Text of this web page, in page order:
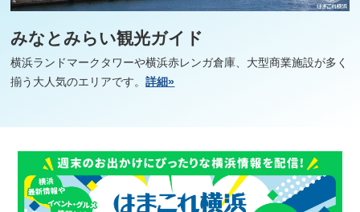
みなとみらい観光ガイド
横浜ランドマークタワーや横浜赤レンガ倉庫、大型商業施設が多く
揃う大人気のエリアです。詳細»